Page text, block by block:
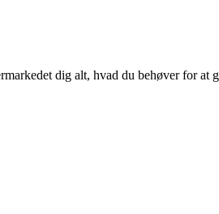
dig alt, hvad du behøver for at